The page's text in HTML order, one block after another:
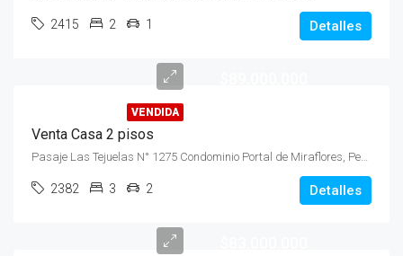
2415 2 1 Detalles
VENDIDA
Venta Casa 2 pisos
Pasaje Las Tejuelas N° 1275 Condominio Portal de Miraflores, Peñaflor
2382 3 2 Detalles